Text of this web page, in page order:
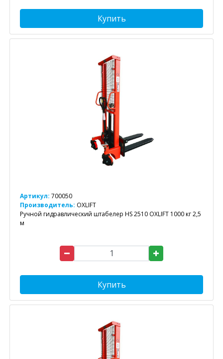
Купить
Артикул: 700050
Производитель: OXLIFT
Ручной гидравлический штабелер HS 2510 OXLIFT 1000 кг 2,5
м
Купить